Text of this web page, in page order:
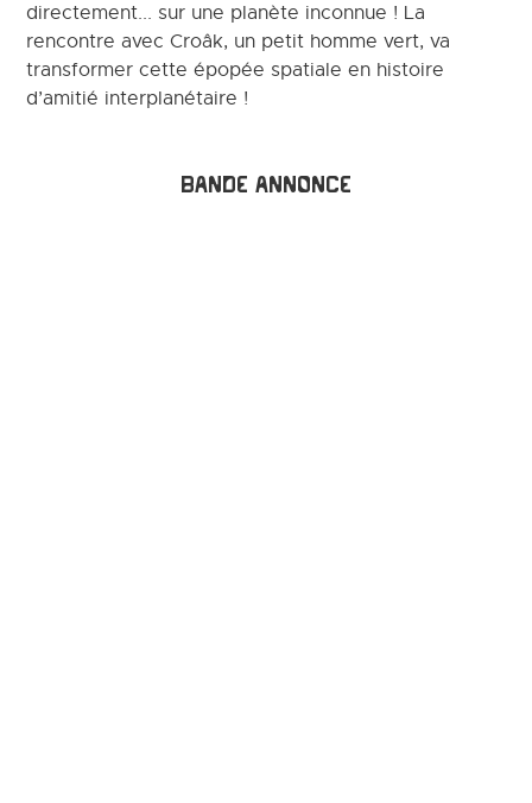
directement... sur une planète inconnue ! La
rencontre avec Croâk, un petit homme vert, va
transformer cette épopée spatiale en histoire
d’amitié interplanétaire !
Bande annonce